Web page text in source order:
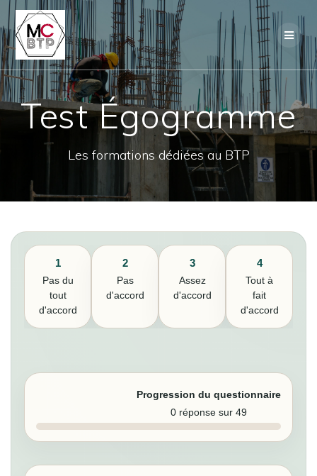
Skip
to
content
Test Égogramme
Les formations dédiées au BTP
1
Pas du
tout
d'accord
2
Pas
d'accord
3
Assez
d'accord
4
Tout à
fait
d'accord
Progression du questionnaire
0 réponse sur 49